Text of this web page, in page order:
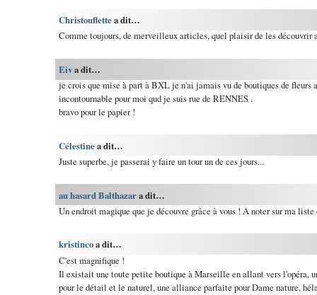
Christouflettea dit…
Comme toujours, de merveilleux articles, quel plaisir de les découvrir
Eiva dit…
je crois que mise à part à BXL je n'ai jamais vu de boutiques de fleurs
incontournable pour moi qud je suis rue de RENNES .
bravo pour le papier !
Célestinea dit…
Juste superbe, je passerai y faire un tour un de ces jours...
au hasard Balthazara dit…
Un endroit magique que je découvre grâce à vous ! A noter sur ma
kristincoa dit…
C'est magnifique !
Il existait une toute petite boutique à Marseille en allant vers l'opéra,
pour le détail et le naturel, une alliance parfaite pour Dame nature,